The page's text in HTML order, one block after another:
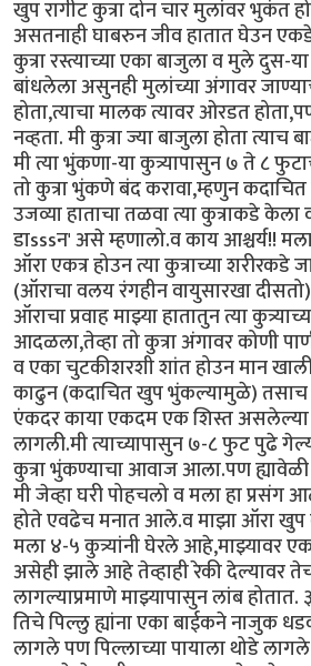
खुप रागीट कुत्रा दोन चार मुलांवर
असतनाही घाबरुन जीव हातात घेउन
कुत्रा रस्त्याच्या एका बाजुला व मुले दुस-
बांधलेला असुनही मुलांच्या अंगावर
होता,त्याचा मालक त्यावर ओरडत
नव्हता. मी कुत्रा ज्या बाजुला होता त्याच
मी त्या भुंकणा-या कुत्र्यापासुन ७ ते ८
तो कुत्रा भुंकणे बंद करावा,म्हणुन
उजव्या हाताचा तळवा त्या कुत्राकडे
डाsssन' असे म्हणालो.व काय आश्चर्य!!
ऑरा एकत्र होउन त्या कुत्राच्या
(ऑराचा वलय रंगहीन वायुसारखा
ऑराचा प्रवाह माझ्या हातातुन त्या
आदळला,तेव्हा तो कुत्रा अंगावर कोणी
व एका चुटकीशरशी शांत होउन मान
काढुन (कदाचित खुप भुंकल्यामुळे) तसाच
एंकदर काया एकदम एक शिस्त असलेल्या
लागली.मी त्याच्यापासुन ७-८ फुट पुढे
कुत्रा भुंकण्याचा आवाज आला.पण
मी जेव्हा घरी पोहचलो व मला हा प्रसंग
होते एवढेच मनात आले.व माझा ऑरा
मला ४-५ कुत्र्यांनी घेरले आहे,माझ्यावर
असेही झाले आहे तेव्हाही रेकी देल्यावर
लागल्याप्रमाणे माझ्यापासुन लांब
तिचे पिल्लु ह्यांना एका बाईकने नाजुक
लागले पण पिल्लाच्या पायाला थोडे